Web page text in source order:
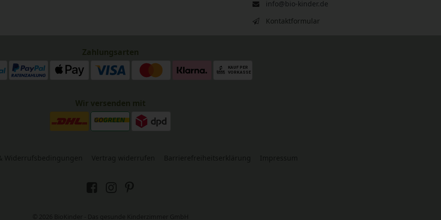
info@bio-kinder.de
Kontaktformular
Zahlungsarten
Wir versenden mit
© 2026 BioKinder - Das gesunde Kinderzimmer GmbH